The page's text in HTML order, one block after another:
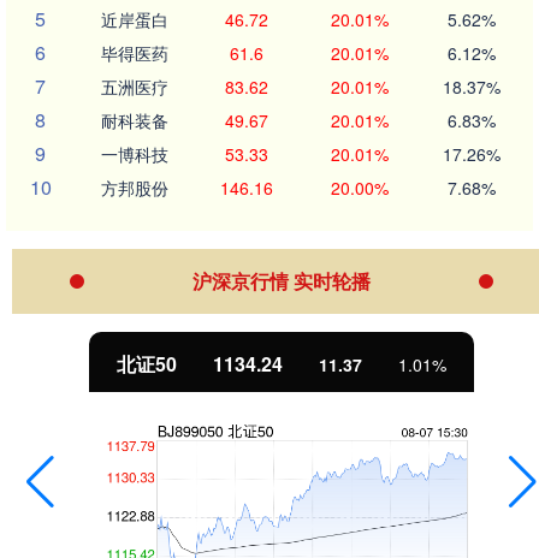
5 近岸蛋白 46.72 20.01% 5.62%
6 毕得医药 61.6 20.01% 6.12%
7 五洲医疗 83.62 20.01% 18.37%
8 耐科装备 49.67 20.01% 6.83%
9 一博科技 53.33 20.01% 17.26%
10 方邦股份 146.16 20.00% 7.68%
沪深京行情 实时轮播
北证50 1134.24 11.37 1.01%